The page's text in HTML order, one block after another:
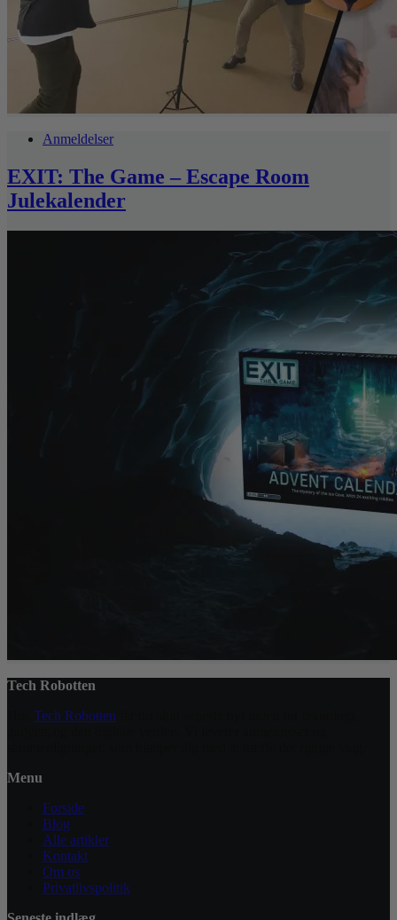
Anmeldelser
EXIT: The Game – Escape Room
Julekalender
Tech Robotten
Tech Robotten
Menu
Forside
Blog
Alle artikler
Kontakt
Om os
Privatlivspolitik